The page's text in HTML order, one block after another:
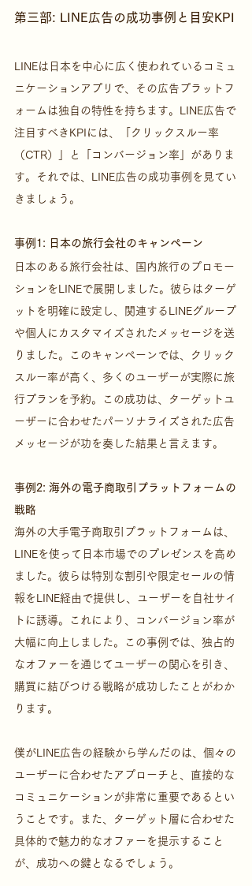
第三部: LINE広告の成功事例と目安KPI
LINEは日本を中心に広く使われているコミュ
ニケーションアプリで、その広告プラットフ
ォームは独自の特性を持ちます。LINE広告で
注目すべきKPIには、「クリックスルー率
（CTR）」と「コンバージョン率」がありま
す。それでは、LINE広告の成功事例を見てい
きましょう。
事例1: 日本の旅行会社のキャンペーン
日本のある旅行会社は、国内旅行のプロモー
ションをLINEで展開しました。彼らはターゲ
ットを明確に設定し、関連するLINEグループ
や個人にカスタマイズされたメッセージを送
りました。このキャンペーンでは、クリック
スルー率が高く、多くのユーザーが実際に旅
行プランを予約。この成功は、ターゲットユ
ーザーに合わせたパーソナライズされた広告
メッセージが功を奏した結果と言えます。
事例2: 海外の電子商取引プラットフォームの
戦略
海外の大手電子商取引プラットフォームは、
LINEを使って日本市場でのプレゼンスを高め
ました。彼らは特別な割引や限定セールの情
報をLINE経由で提供し、ユーザーを自社サイ
トに誘導。これにより、コンバージョン率が
大幅に向上しました。この事例では、独占的
なオファーを通じてユーザーの関心を引き、
購買に結びつける戦略が成功したことがわか
ります。
僕がLINE広告の経験から学んだのは、個々の
ユーザーに合わせたアプローチと、直接的な
コミュニケーションが非常に重要であるとい
うことです。また、ターゲット層に合わせた
具体的で魅力的なオファーを提示すること
が、成功への鍵となるでしょう。